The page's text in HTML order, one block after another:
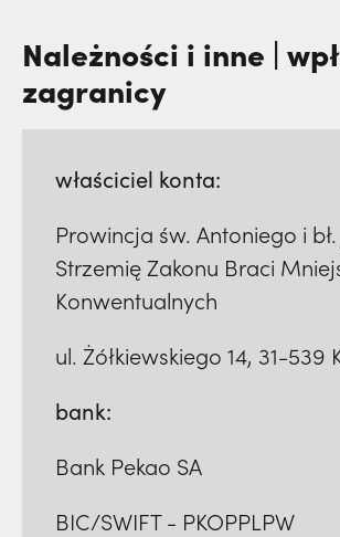
Należności i inne |
zagranicy
właściciel konta:
Prowincja św. Antoniego i
Strzemię Zakonu Braci
Konwentualnych
ul. Żółkiewskiego 14, 31-539
bank:
Bank Pekao SA
BIC/SWIFT - PKOPPLPW